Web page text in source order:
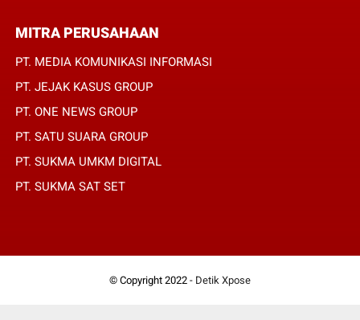
MITRA PERUSAHAAN
PT. MEDIA KOMUNIKASI INFORMASI
PT. JEJAK KASUS GROUP
PT. ONE NEWS GROUP
PT. SATU SUARA GROUP
PT. SUKMA UMKM DIGITAL
PT. SUKMA SAT SET
© Copyright 2022 - Detik Xpose